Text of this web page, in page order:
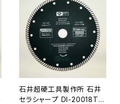
石井超硬工具製作所 石井
セラシャープ DI-20018T